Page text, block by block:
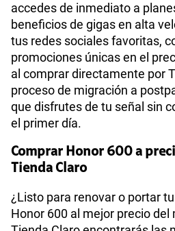
accedes de inmediato a
beneficios de gigas en alta
tus redes sociales favoritas,
promociones únicas en el
al comprar directamente por
proceso de migración a
que disfrutes de tu señal sin
el primer día.
Comprar Honor 600 a
Tienda Claro
¿Listo para renovar o portar
Honor 600 al mejor precio del